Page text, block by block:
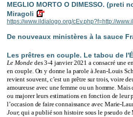
MEGLIO MORTO O DIMESSO.
Miragoli
https://www.ildialogo.org/cEv.php?f=http://
De nouveaux ministères à la sauce
Les prêtres en couple. Le tabou de
Le Monde des 3-4 janvier 2021 a consacré une
en couple. On y donne la parole à Jean-Louis
revient souvent, c’est un prêtre sur trois, voire
amoureuse avec une femme ou un homme.
ou majorer leurs estimations en fonction de
l’occasion de faire connaissance avec Marie-
Jour,qui a publié son histoire sous le pseudo